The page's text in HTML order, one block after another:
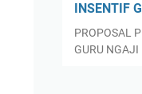
INSENTIF
PROPOSAL
GURU